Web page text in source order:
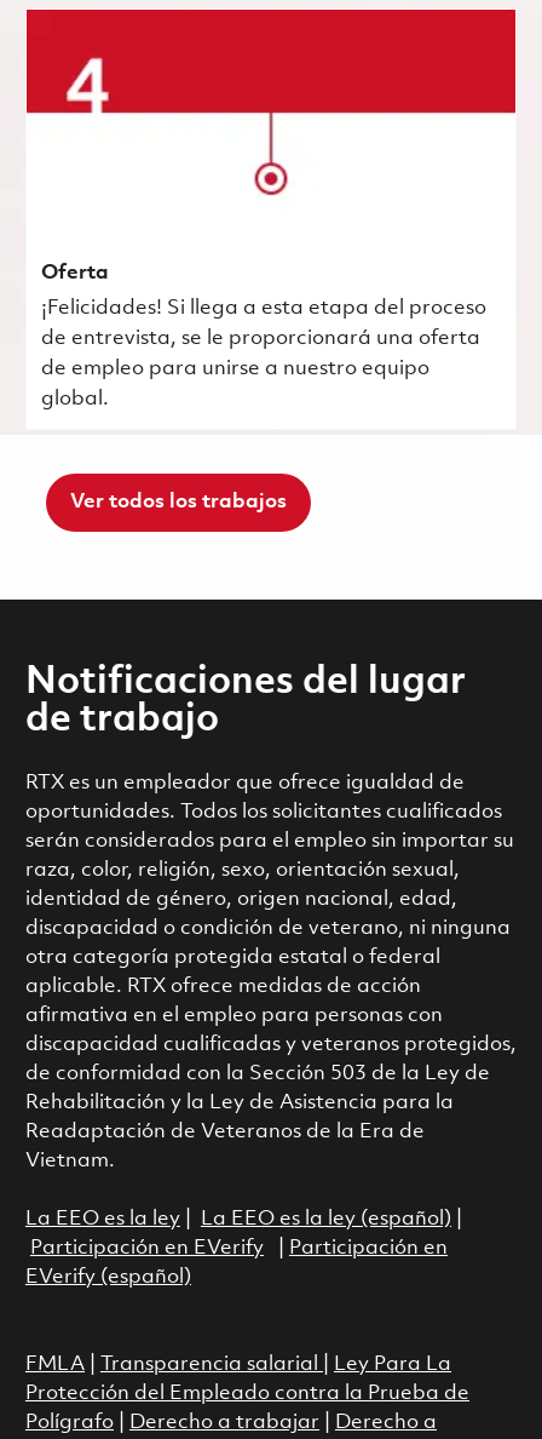
Oferta
¡Felicidades! Si llega a esta etapa del proceso
de entrevista, se le proporcionará una oferta
de empleo para unirse a nuestro equipo
global.
Ver todos los trabajos
Notificaciones del lugar
de trabajo
RTX es un empleador que ofrece igualdad de
oportunidades. Todos los solicitantes cualificados
serán considerados para el empleo sin importar su
raza, color, religión, sexo, orientación sexual,
identidad de género, origen nacional, edad,
discapacidad o condición de veterano, ni ninguna
otra categoría protegida estatal o federal
aplicable. RTX ofrece medidas de acción
afirmativa en el empleo para personas con
discapacidad cualificadas y veteranos protegidos,
de conformidad con la Sección 503 de la Ley de
Rehabilitación y la Ley de Asistencia para la
Readaptación de Veteranos de la Era de
Vietnam.
La EEO es la ley| La EEO es la ley (español)
Participación en EVerify|
Participación en
EVerify (español)
FMLA| Transparencia salarial
Ley Para La
Protección del Empleado contra la Prueba de
Polígrafo| Derecho a trabajar
Derecho a